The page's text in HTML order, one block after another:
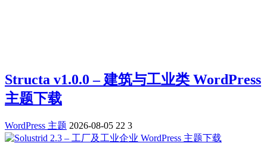
Structa v1.0.0 – 建筑与工业类 WordPress
主题下载
WordPress 主题 2026-08-05 22 3